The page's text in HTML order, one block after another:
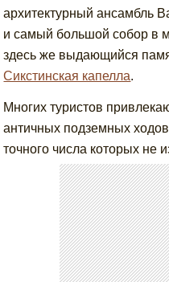
архитектурный ансамбль
и самый большой собор в
здесь же выдающийся
Сикстинская капелла.
Многих туристов
античных подземных
точного числа которых не